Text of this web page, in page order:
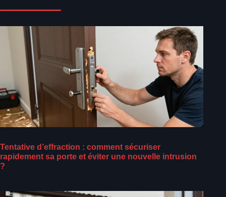
Tentative d’effraction : comment sécuriser
rapidement sa porte et éviter une nouvelle intrusion
?